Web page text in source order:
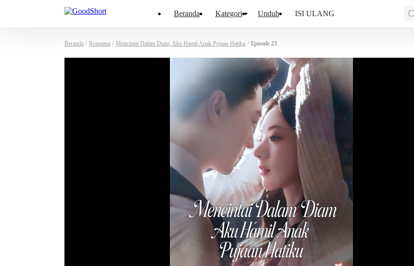
Beranda Kategori Unduh ISI ULANG
Beranda / Romansa / Mencintai Dalam Diam, Aku Hamil Anak Pujaan Hatiku / Episode 23